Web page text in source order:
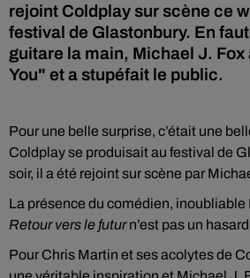
rejoint Coldplay sur scène ce
festival de Glastonbury. En
guitare la main, Michael J. Fox
You" et a stupéfait le public.
Pour une belle surprise, c’était une
Coldplay se produisait au festival de
soir, il a été rejoint sur scène par
La présence du comédien, inoubliable
Retour vers le futurn’est pas un
Pour Chris Martin et ses acolytes de